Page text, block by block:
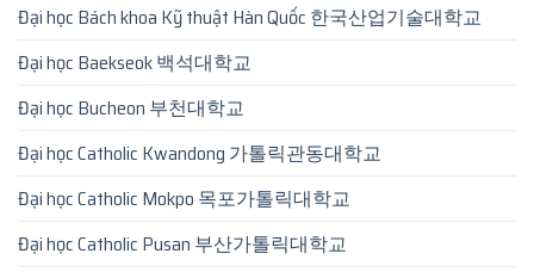
Đại học Bách khoa Kỹ thuật Hàn Quốc 한국산업기술대학교
Đại học Baekseok 백석대학교
Đại học Bucheon 부천대학교
Đại học Catholic Kwandong 가톨릭관동대학교
Đại học Catholic Mokpo 목포가톨릭대학교
Đại học Catholic Pusan 부산가톨릭대학교